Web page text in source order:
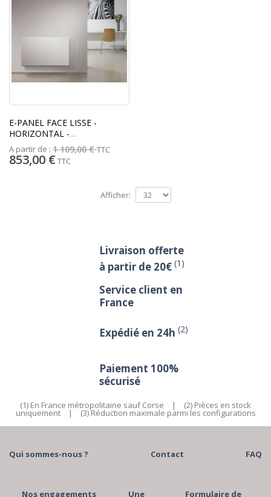
E-PANEL FACE LISSE -
HORIZONTAL -
ELECTRIQUE - VASCO
A partir de : 1 109,00 €TTC
853,00 €TTC
Afficher:
Livraison offerte
à partir de 20€ (1)
Service client en
France
Expédié en 24h (2)
Paiement 100%
sécurisé
(1) En France métropolitaine sauf Corse | (2) Pièces en stock
uniquement | (3) Réduction maximale parmi les configurations
Qui sommes-nous ? Contact FAQ
Nos engagements Une Formulaire de